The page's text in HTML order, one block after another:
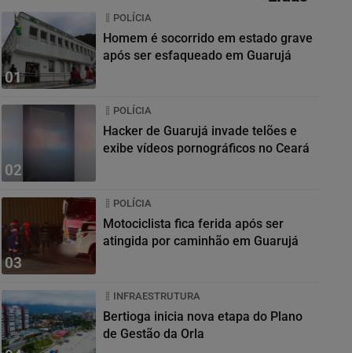
01
POLÍCIA
Homem é socorrido em estado grave
após ser esfaqueado em Guarujá
02
POLÍCIA
Hacker de Guarujá invade telões e
exibe vídeos pornográficos no Ceará
03
POLÍCIA
Motociclista fica ferida após ser
atingida por caminhão em Guarujá
INFRAESTRUTURA
Bertioga inicia nova etapa do Plano
de Gestão da Orla